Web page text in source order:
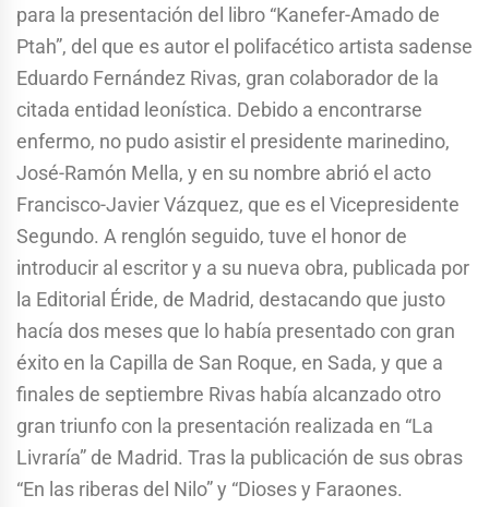
para la presentación del libro “Kanefer-Amado de
Ptah”, del que es autor el polifacético artista sadense
Eduardo Fernández Rivas, gran colaborador de la
citada entidad leonística. Debido a encontrarse
enfermo, no pudo asistir el presidente marinedino,
José-Ramón Mella, y en su nombre abrió el acto
Francisco-Javier Vázquez, que es el Vicepresidente
Segundo. A renglón seguido, tuve el honor de
introducir al escritor y a su nueva obra, publicada por
la Editorial Éride, de Madrid, destacando que justo
hacía dos meses que lo había presentado con gran
éxito en la Capilla de San Roque, en Sada, y que a
finales de septiembre Rivas había alcanzado otro
gran triunfo con la presentación realizada en “La
Livraría” de Madrid. Tras la publicación de sus obras
“En las riberas del Nilo” y “Dioses y Faraones.